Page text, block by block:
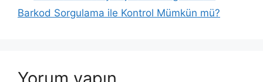
Barkod Sorgulama ile Kontrol Mümkün mü?